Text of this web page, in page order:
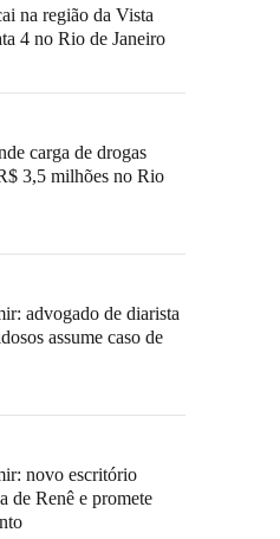
na região da Vista
4 no Rio de Janeiro
carga de drogas
3,5 milhões no Rio
advogado de diarista
assume caso de
novo escritório
de Renê e promete